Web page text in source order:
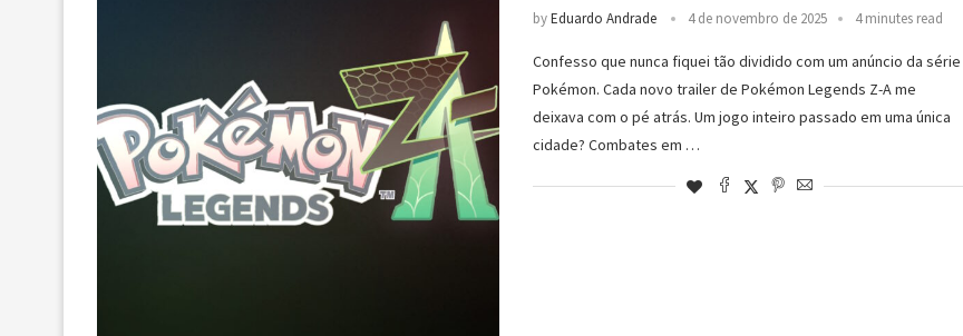
byEduardo Andrade 4 de novembro de 2025 4 minutes read
Confesso que nunca fiquei tão dividido com um anúncio da série
Pokémon. Cada novo trailer de Pokémon Legends Z-A me
deixava com o pé atrás. Um jogo inteiro passado em uma única
cidade? Combates em …